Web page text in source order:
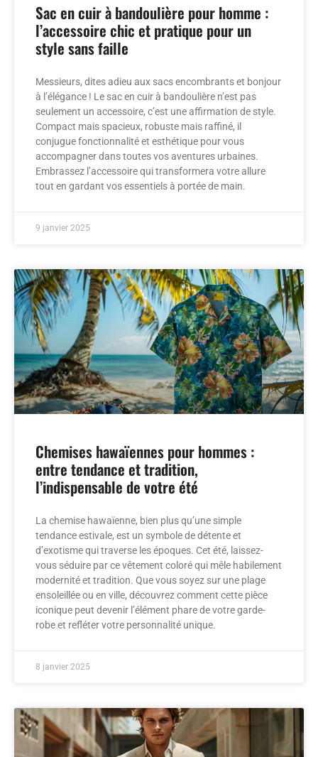
Sac en cuir à bandoulière pour homme :
l’accessoire chic et pratique pour un
style sans faille
Messieurs, dites adieu aux sacs encombrants et bonjour
à l’élégance ! Le sac en cuir à bandoulière n’est pas
seulement un accessoire, c’est une affirmation de style.
Compact mais spacieux, robuste mais raffiné, il
conjugue fonctionnalité et esthétique pour vous
accompagner dans toutes vos aventures urbaines.
Embrassez l’accessoire qui transformera votre allure
tout en gardant vos essentiels à portée de main.
9 janvier 2025
Chemises hawaïennes pour hommes :
entre tendance et tradition,
l’indispensable de votre été
La chemise hawaïenne, bien plus qu’une simple
tendance estivale, est un symbole de détente et
d’exotisme qui traverse les époques. Cet été, laissez-
vous séduire par ce vêtement coloré qui mêle habilement
modernité et tradition. Que vous soyez sur une plage
ensoleillée ou en ville, découvrez comment cette pièce
iconique peut devenir l’élément phare de votre garde-
robe et refléter votre personnalité unique.
8 janvier 2025